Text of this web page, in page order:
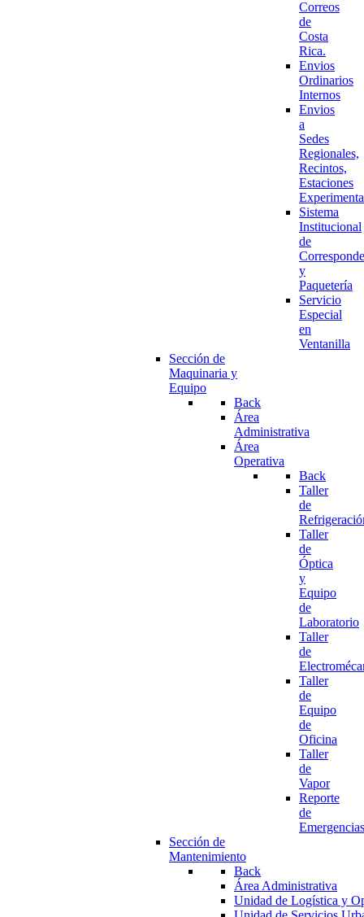
Correos
de
Costa
Rica.
Envios
Ordinarios
Internos
Envios
a
Sedes
Regionales,
Recintos,
Estaciones
Sistema
Institucional
de
y
Paquetería
Servicio
Especial
en
Ventanilla
Sección de
Maquinaria y
Equipo
Back
Área
Administrativa
Área
Operativa
Back
Taller
de
Taller
de
Óptica
y
Equipo
de
Laboratorio
Taller
de
Taller
de
Equipo
de
Oficina
Taller
de
Vapor
Reporte
de
Emergencias
Sección de
Mantenimiento
Back
Área Administrativa
Unidad de Logística y